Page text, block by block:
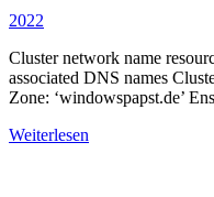
2022
Cluster network name
associated DNS names
Zone: ‘windowspapst.de’
Weiterlesen